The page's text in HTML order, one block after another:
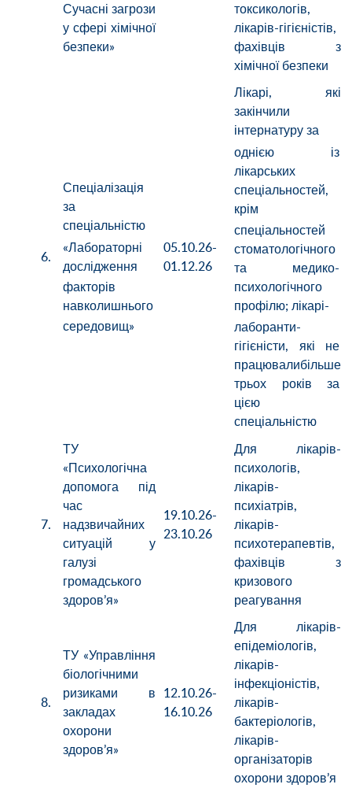
Сучасні загрози
у сфері хімічної
безпеки»
токсикологів,
лікарів-гігієністів,
фахівців з
хімічної безпеки
6.
Спеціалізація
за
спеціальністю
«Лабораторні
дослідження
факторів
навколишнього
середовищ»
05.10.26-
01.12.26
Лікарі, які
закінчили
інтернатуру за
однією із
лікарських
спеціальностей,
крім
спеціальностей
стоматологічного
та медико-
психологічного
профілю; лікарі-
лаборанти-
гігієністи, які не
працювалибільше
трьох років за
цією
спеціальністю
7.
ТУ
«Психологічна
допомога під
час
надзвичайних
ситуацій у
галузі
громадського
здоров’я»
19.10.26-
23.10.26
Для лікарів-
психологів,
лікарів-
психіатрів,
лікарів-
психотерапевтів,
фахівців з
кризового
реагування
8.
ТУ «Управління
біологічними
ризиками в
закладах
охорони
здоров’я»
12.10.26-
16.10.26
Для лікарів-
епідеміологів,
лікарів-
інфекціоністів,
лікарів-
бактеріологів,
лікарів-
організаторів
охорони здоров’я